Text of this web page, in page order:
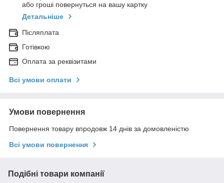
або гроші повернуться на вашу картку
Детальніше
Післяплата
Готівкою
Оплата за реквізитами
Всі умови оплати
Умови повернення
Повернення товару впродовж 14 днів за домовленістю
Всі умови повернення
Подібні товари компанії